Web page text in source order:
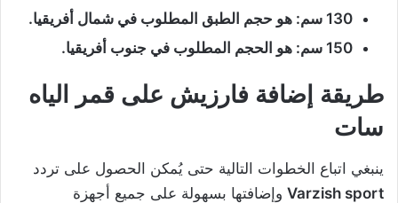
130 سم: هو حجم الطبق المطلوب في شمال أفريقيا.
150 سم: هو الحجم المطلوب في جنوب أفريقيا.
طريقة إضافة فارزيش على قمر الياه
سات
ينبغي اتباع الخطوات التالية حتى يُمكن الحصول على تردد
Varzish sport وإضافتها بسهولة على جميع أجهزة